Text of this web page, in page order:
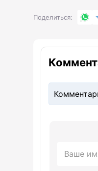
Поделиться